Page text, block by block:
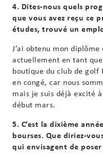
4. Dites-nous quels
que vous avez reçu ce
études, trouvé un
J’ai obtenu mon
actuellement en tant
boutique du club de golf
en congé, car nous
mais je suis déjà excité
début mars.
5. C’est la dixième
bourses. Que diriez-
qui envisagent de